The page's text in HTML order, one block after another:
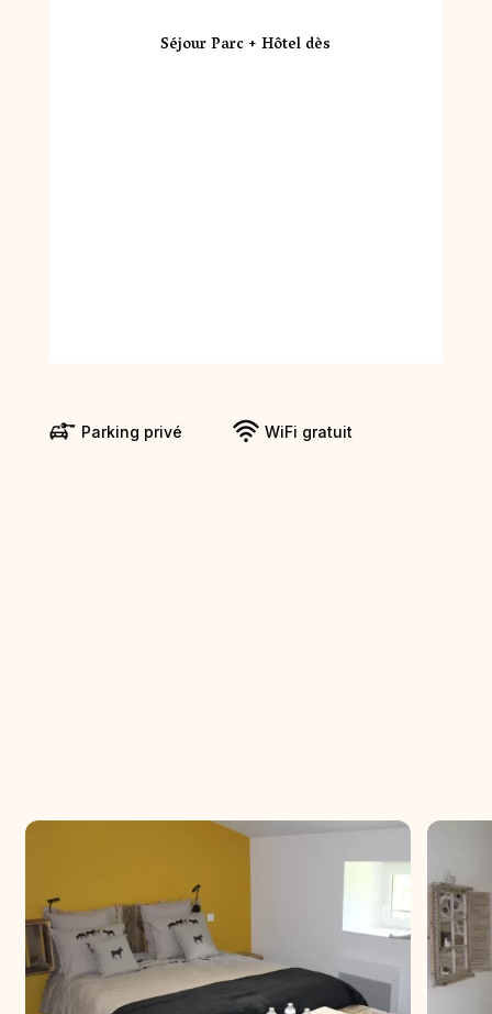
Séjour Parc + Hôtel dès
Parking privé WiFi gratuit